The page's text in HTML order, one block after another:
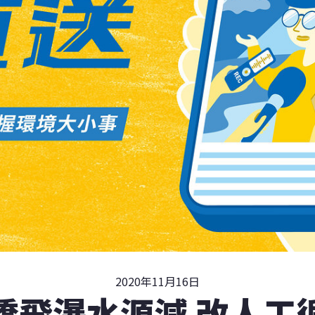
2020年11月16日